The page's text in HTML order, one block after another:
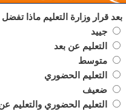
بعد قرار وزارة التعليم ماذا تفضل ؟
جييد
التعليم عن بعد
متوسط
التعليم الحضوري
ضعيف
التعليم الحضوري والتعليم عن